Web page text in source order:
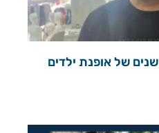
הכירו את "שקוף" — 35 שנים של אופנת ילדים